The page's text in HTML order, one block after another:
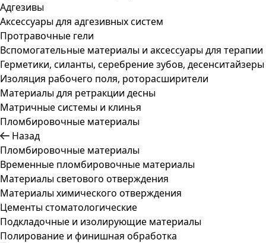
Адгезивы
Аксессуары для адгезивных систем
Протравочные гели
Вспомогательные материалы и аксессуары для терапии
Герметики, силанты, серебрение зубов, десенситайзеры
Изоляция рабочего поля, роторасширители
Материалы для ретракции десны
Матричные системы и клинья
Пломбировочные материалы
Назад
Пломбировочные материалы
Временные пломбировочные материалы
Материалы светового отверждения
Материалы химического отверждения
Цементы стоматологические
Подкладочные и изолирующие материалы
Полирование и финишная обработка